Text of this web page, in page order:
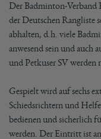
Der Badminton-Verband
der Deutschen Rangliste
abhalten, d.h. viele
anwesend sein und auch
und Petkuser SV werden
Gespielt wird auf sechs
Schiedsrichtern und
bedienen und sicherlich
werden. Der Eintritt ist